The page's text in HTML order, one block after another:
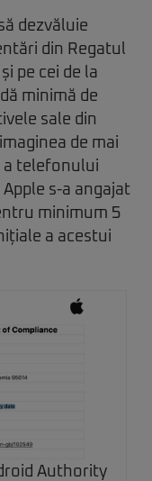
dezvăluie
din Regatul
pe cei de la
minimă de
sale din
de mai
a telefonului
s-a angajat
minimum 5
a acestui
Authority